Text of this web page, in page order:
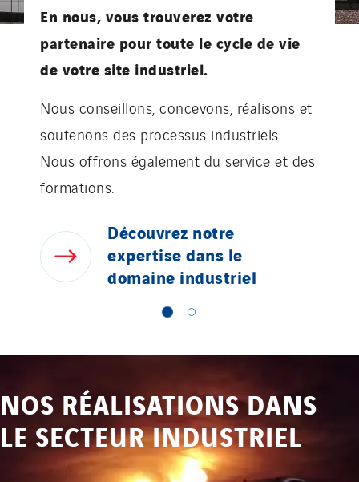
En nous, vous trouverez votre
partenaire pour toute le cycle de vie
de votre site industriel.
Nous conseillons, concevons, réalisons et
soutenons des processus industriels.
Nous offrons également du service et des
formations.
Découvrez notre
expertisedans le
domaine industriel
NOS RÉALISATIONS DANS
LE SECTEUR INDUSTRIEL